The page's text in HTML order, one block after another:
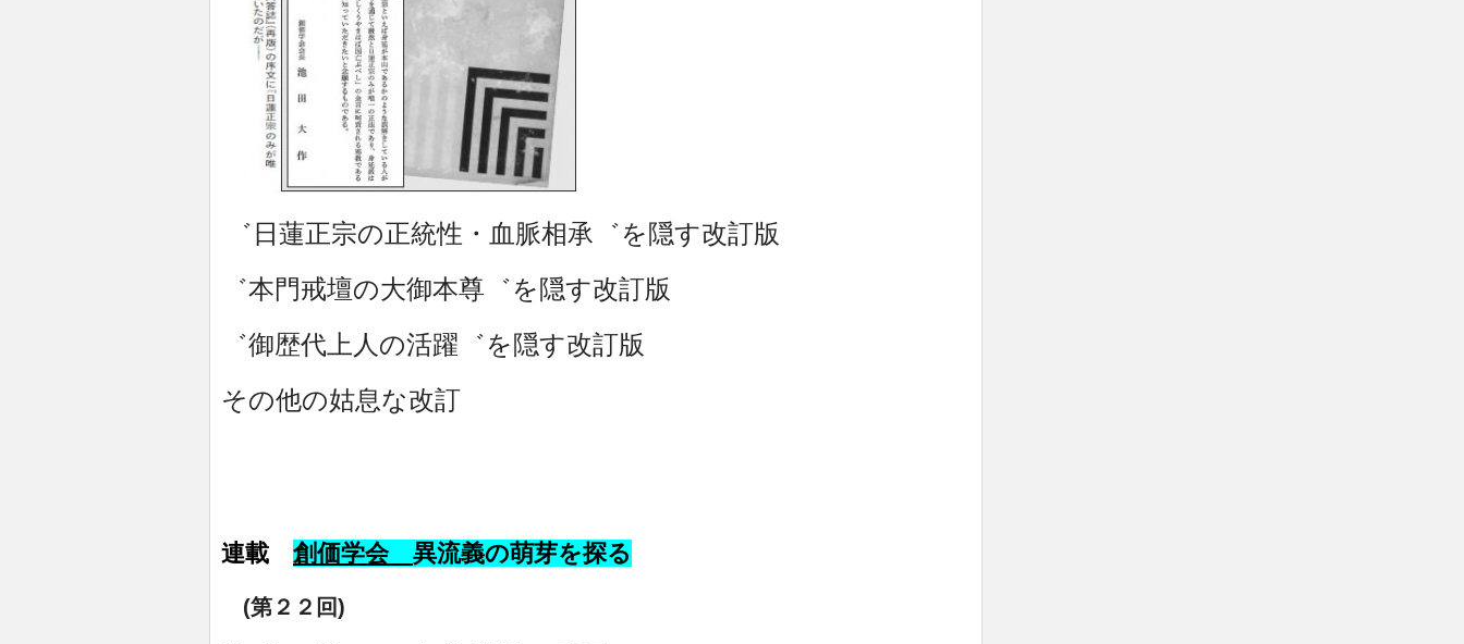
゛日蓮正宗の正統性・血脈相承゛を隠す改訂版
゛本門戒壇の大御本尊゛を隠す改訂版
゛御歴代上人の活躍゛を隠す改訂版
その他の姑息な改訂
連載 創価学会 異流義の萌芽を探る
(第２２回)